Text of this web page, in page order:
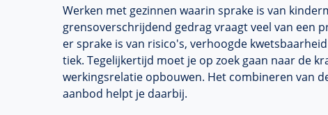
Werken met gezin­nen waarin sprake is van
grensoverschrijdend gedrag vraagt veel van een
er sprake is van risico's, verhoogde
tiek. Tegelijkertijd moet je op zoek gaan naar de
wer­kingsrelatie opbouwen. Het combineren van
aanbod helpt je daarbij.